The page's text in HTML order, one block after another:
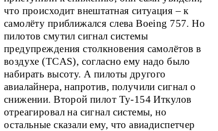
что происходит внештатная ситуация – к
самолёту приближался слева Boeing 757. Но
пилотов смутил сигнал системы
предупреждения столкновения самолётов в
воздухе (TCAS), согласно ему надо было
набирать высоту. А пилоты другого
авиалайнера, напротив, получили сигнал о
снижении. Второй пилот Ту-154 Иткулов
отреагировал на сигнал системы, но
остальные сказали ему, что авиадиспетчер